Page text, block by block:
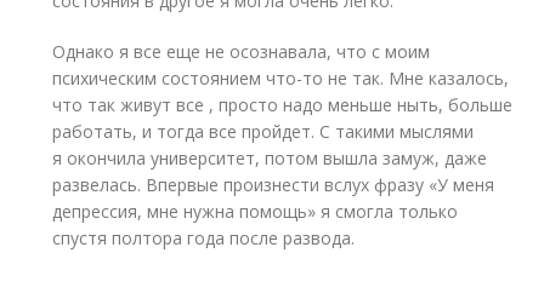
Однако я все еще не осознавала, что с моим
психическим состоянием что-то не так. Мне казалось,
что так живут все , просто надо меньше ныть, больше
работать, и тогда все пройдет. С такими мыслями
я окончила университет, потом вышла замуж, даже
развелась. Впервые произнести вслух фразу «У меня
депрессия, мне нужна помощь» я смогла только
спустя полтора года после развода.